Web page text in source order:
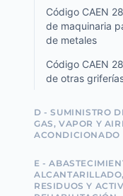
Código CAEN
de maquinaria
de metales
Código CAEN
de otras
D - SUMINISTRO
GAS, VAPOR Y
ACONDICIONADO
E -
RESIDUOS Y